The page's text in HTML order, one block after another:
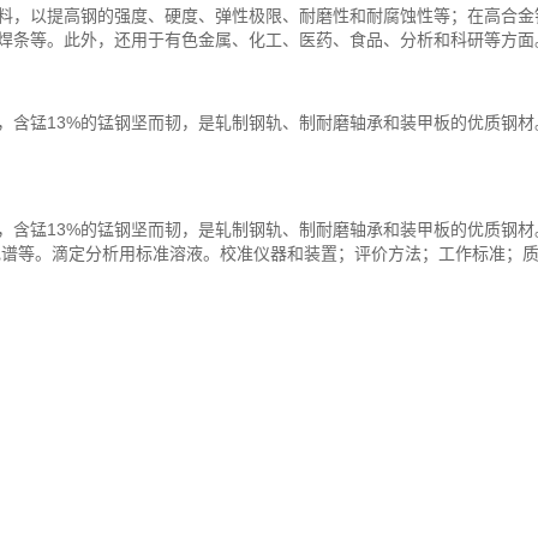
以提高钢的强度、硬度、弹性极限、耐磨性和耐腐蚀性等；在高合
等。此外，还用于有色金属、化工、医药、食品、分析和科研等方面
锰13%的锰钢坚而韧，是轧制钢轨、制耐磨轴承和装甲板的优质钢
锰13%的锰钢坚而韧，是轧制钢轨、制耐磨轴承和装甲板的优质钢
等。滴定分析用标准溶液。校准仪器和装置；评价方法；工作标准；